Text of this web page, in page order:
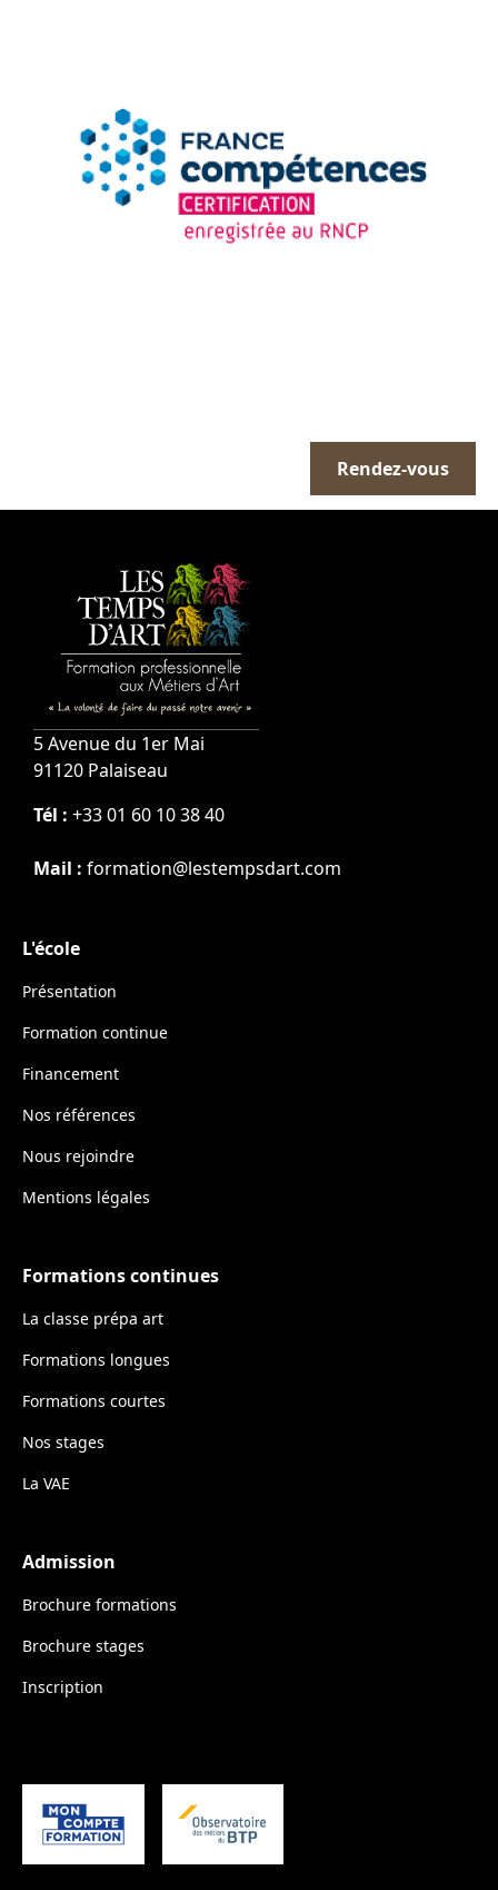
Rendez-vous
5 Avenue du 1er Mai
91120 Palaiseau
Tél : +33 01 60 10 38 40
Mail : formation@lestempsdart.com
L'école
Présentation
Formation continue
Financement
Nos références
Nous rejoindre
Mentions légales
Formations continues
La classe prépa art
Formations longues
Formations courtes
Nos stages
La VAE
Admission
Brochure formations
Brochure stages
Inscription